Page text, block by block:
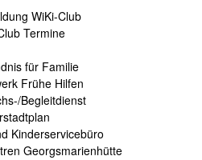
WiKi-Club
Termine
für Familie
Frühe Hilfen
Begleitdienst
Kinderservicebüro
Georgsmarienhütte